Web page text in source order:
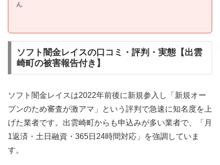
ん
ソフト闇金レイスの口コミ・評判・実態【出雲
崎町の被害報告付き】
ソフト闇金レイスは2022年前後に新規参入し「新規オー
プンのため審査が激アマ」という評判で急速に知名度を上
げた業者です。出雲崎町からも申込みが多い業者で、「月
1返済・土日融資・365日24時間対応」を強調していま
す。